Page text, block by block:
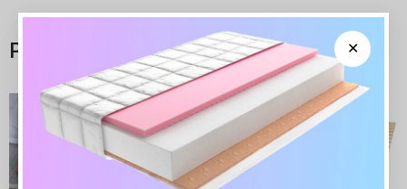
Příslušenství
-30%